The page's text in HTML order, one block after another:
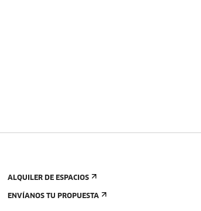
ALQUILER DE ESPACIOS
ENVÍANOS TU PROPUESTA